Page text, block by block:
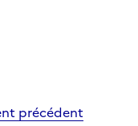
précédent